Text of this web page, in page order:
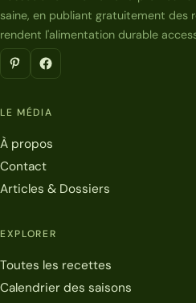
saine, en publiant gratuitement des
rendent l'alimentation durable
LE MÉDIA
À propos
Contact
Articles & Dossiers
EXPLORER
Toutes les recettes
Calendrier des saisons